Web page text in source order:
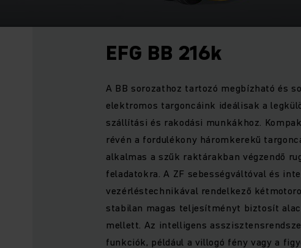
EFG BB 216k
A BB sorozathoz tartozó megbízható és
elektromos targoncáink ideálisak a
szállítási és rakodási munkákhoz.
révén a fordulékony háromkerekű
alkalmas a szűk raktárakban végzendő
feladatokra. A ZF sebességváltóval és
vezérléstechnikával rendelkező
stabilan magas teljesítményt biztosít
mellett. Az intelligens
funkciók, például a villogó fény vagy a